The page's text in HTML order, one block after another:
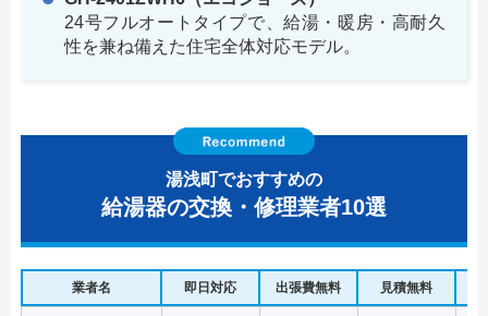
24号フルオートタイプで、給湯・暖房・高耐久
性を兼ね備えた住宅全体対応モデル。
湯浅町でおすすめの
給湯器の交換・修理業者10選
業者名 即日対応 出張費無料 見積無料